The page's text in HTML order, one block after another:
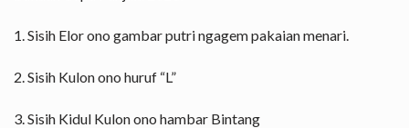
1. Sisih Elor ono gambar putri ngagem pakaian menari.
2. Sisih Kulon ono huruf “L”
3. Sisih Kidul Kulon ono hambar Bintang